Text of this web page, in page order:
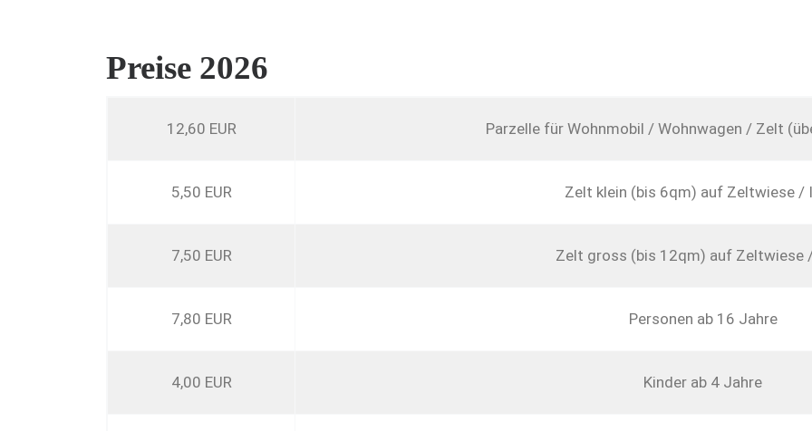
Preise 2026
12,60 EUR Parzelle für Wohnmobil / Wohnwagen / Zelt
5,50 EUR Zelt klein (bis 6qm) auf Zeltwiese /
7,50 EUR Zelt gross (bis 12qm) auf Zeltwiese
7,80 EUR Personen ab 16 Jahre
4,00 EUR Kinder ab 4 Jahre